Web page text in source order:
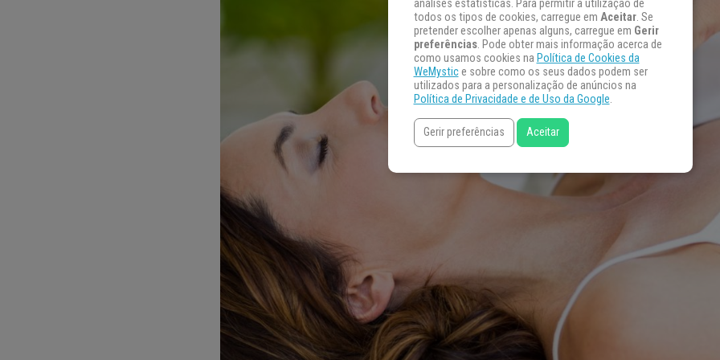
análises estatísticas. Para permitir a utilização de
todos os tipos de cookies, carregue em Aceitar. Se
pretender escolher apenas alguns, carregue em Gerir
preferências. Pode obter mais informação acerca de
como usamos cookies na Política de Cookies da
WeMystice sobre como os seus dados podem ser
utilizados para a personalização de anúncios na
Política de Privacidade e de Uso da Google.
Gerir preferências Aceitar